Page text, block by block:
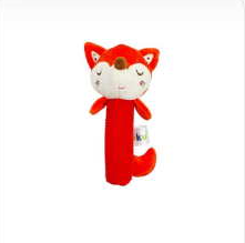
Państwo także w każdym
Państwo do